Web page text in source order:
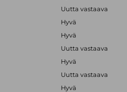
Uutta vastaava
Hyvä
Hyvä
Uutta vastaava
Hyvä
Uutta vastaava
Hyvä